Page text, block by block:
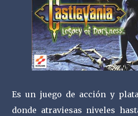
Es un juego de acción y
donde atraviesas niveles